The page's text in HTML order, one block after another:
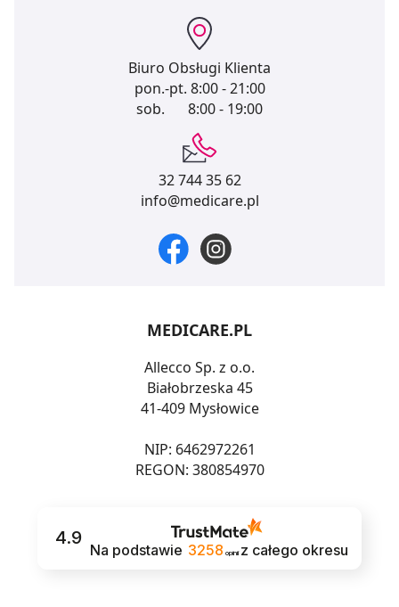
Biuro Obsługi Klienta
pon.-pt. 8:00 - 21:00
sob.
8:00 - 19:00
32 744 35 62
info@medicare.pl
MEDICARE.PL
Allecco Sp. z o.o.
Białobrzeska 45
41-409 Mysłowice
NIP: 6462972261
REGON: 380854970
4.9
Na podstawie 3258 opinii z całego okresu